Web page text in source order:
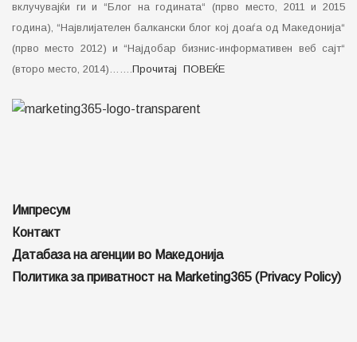
вклучувајќи ги и “Блог на годината“ (прво место, 2011 и 2015
година), “Највлијателен балкански блог кој доаѓа од Македонија“
(прво место 2012) и “Најдобар бизнис-информативен веб сајт“
(второ место, 2014)…….Прочитај ПОВЕЌЕ
Импресум
Контакт
Датабаза на агенции во Македонија
Политика за приватност на Marketing365 (Privacy Policy)